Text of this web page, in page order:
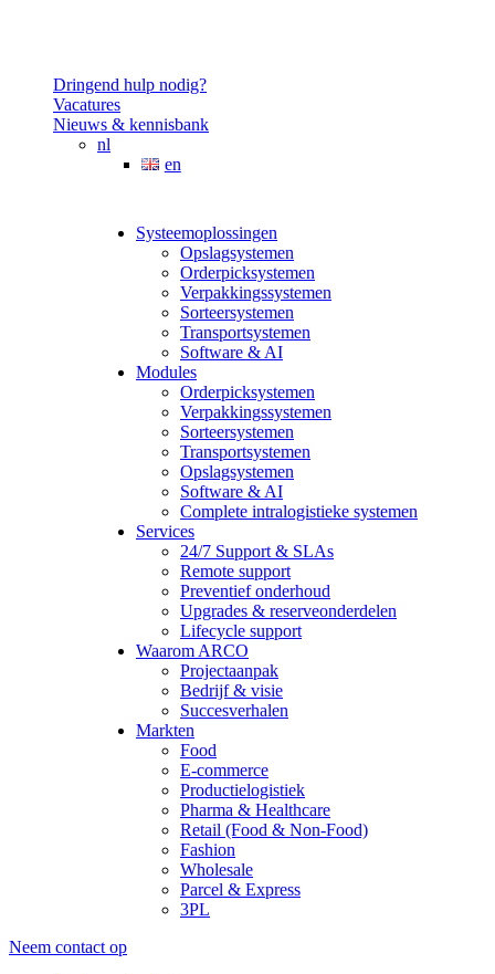
Dringend hulp nodig?
Vacatures
Nieuws & kennisbank
nl
en
Systeemoplossingen
Opslagsystemen
Orderpicksystemen
Verpakkingssystemen
Sorteersystemen
Transportsystemen
Software & AI
Modules
Orderpicksystemen
Verpakkingssystemen
Sorteersystemen
Transportsystemen
Opslagsystemen
Software & AI
Complete intralogistieke systemen
Services
24/7 Support & SLAs
Remote support
Preventief onderhoud
Upgrades & reserveonderdelen
Lifecycle support
Waarom ARCO
Projectaanpak
Bedrijf & visie
Succesverhalen
Markten
Food
E-commerce
Productielogistiek
Pharma & Healthcare
Retail (Food & Non-Food)
Fashion
Wholesale
Parcel & Express
3PL
Neem contact op